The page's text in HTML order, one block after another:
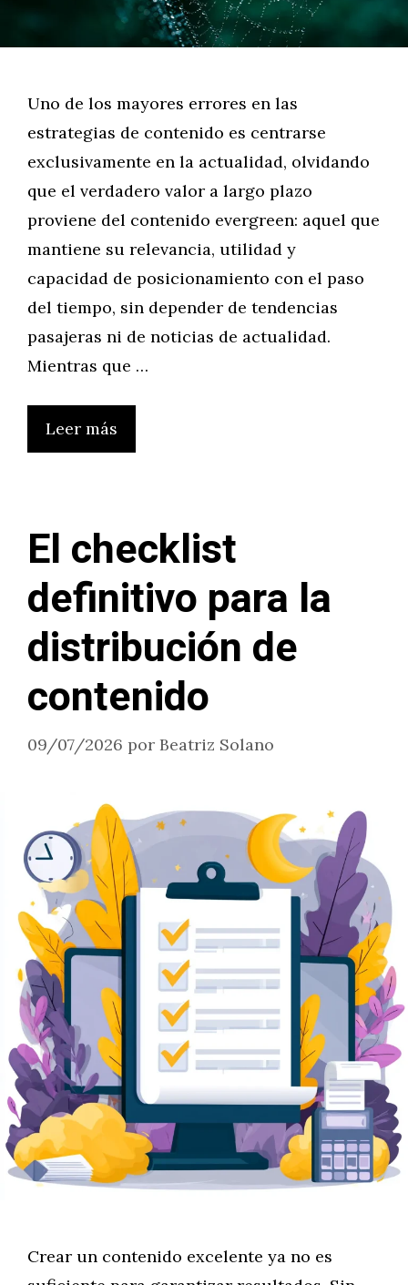
Uno de los mayores errores en las
estrategias de contenido es centrarse
exclusivamente en la actualidad, olvidando
que el verdadero valor a largo plazo
proviene del contenido evergreen: aquel que
mantiene su relevancia, utilidad y
capacidad de posicionamiento con el paso
del tiempo, sin depender de tendencias
pasajeras ni de noticias de actualidad.
Mientras que …
Leer más
El checklist
definitivo para la
distribución de
contenido
09/07/2026 por Beatriz Solano
Crear un contenido excelente ya no es